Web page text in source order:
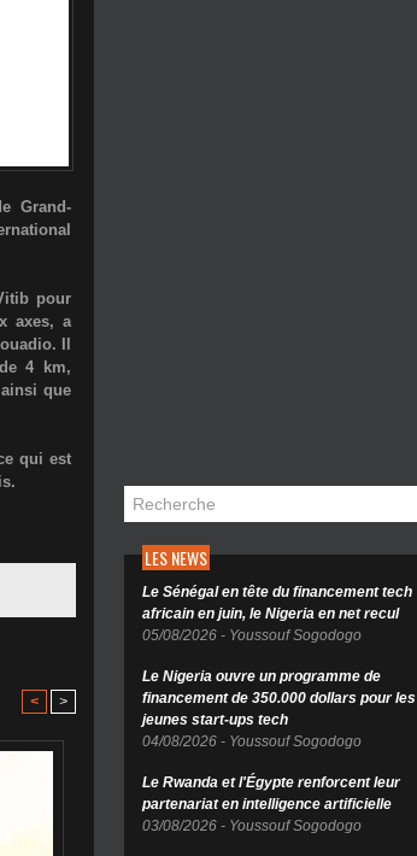
Grand-
pour
axes, a
Il
4 km,
que
qui est
< >
LES NEWS
Le Sénégal en tête du financement tech
africain en juin, le Nigeria en net recul
05/08/2026 - Youssouf Sogodogo
Le Nigeria ouvre un programme de
financement de 350.000 dollars pour les
jeunes start-ups tech
04/08/2026 - Youssouf Sogodogo
Le Rwanda et l'Égypte renforcent leur
partenariat en intelligence artificielle
03/08/2026 - Youssouf Sogodogo